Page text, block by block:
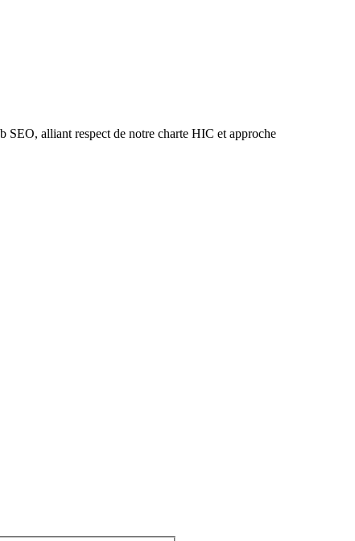
SEO, alliant respect de notre charte HIC et approche